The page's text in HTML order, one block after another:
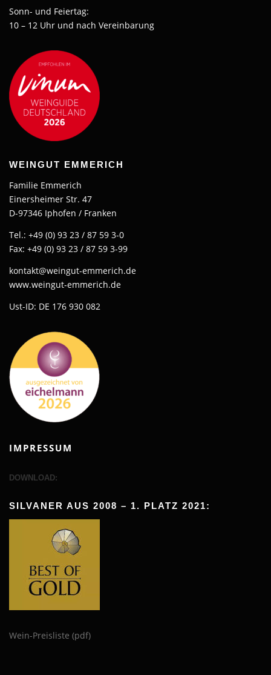
Sonn- und Feiertag:
10 – 12 Uhr und nach Vereinbarung
WEINGUT EMMERICH
Familie Emmerich
Einersheimer Str. 47
D-97346 Iphofen / Franken
Tel.: +49 (0) 93 23 / 87 59 3-0
Fax: +49 (0) 93 23 / 87 59 3-99
kontakt@weingut-emmerich.de
www.weingut-emmerich.de
Ust-ID: DE 176 930 082
IMPRESSUM
DOWNLOAD:
SILVANER AUS 2008 – 1. PLATZ 2021:
Wein-Preisliste (pdf)